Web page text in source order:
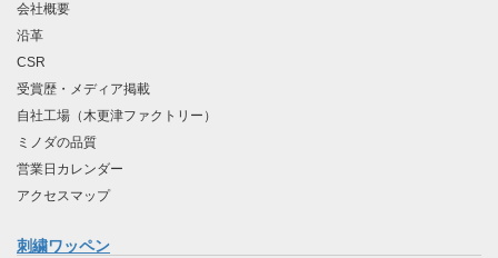
会社概要
沿革
CSR
受賞歴・メディア掲載
自社工場（木更津ファクトリー）
ミノダの品質
営業日カレンダー
アクセスマップ
刺繍ワッペン